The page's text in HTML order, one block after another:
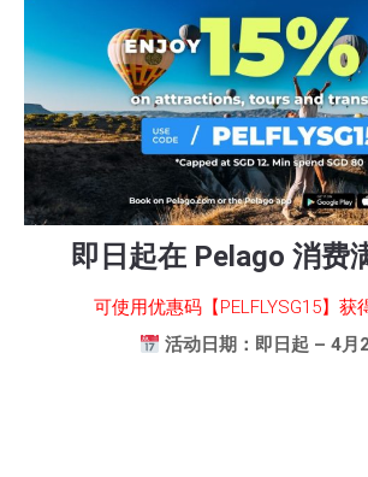
即日起在 Pelago 消费
可使用优惠码【PELFLYSG15】获
活动日期：即日起 – 4月